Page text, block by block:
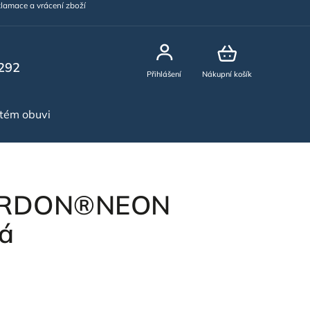
a vrácení zboží
Nákupní košík
Přihlášení
obuvi